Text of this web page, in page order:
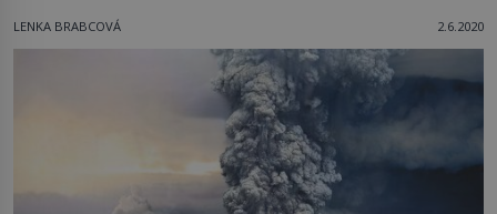
LENKA BRABCOVÁ 2.6.2020